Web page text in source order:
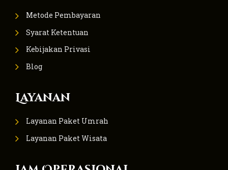
Metode Pembayaran
Syarat Ketentuan
Kebijakan Privasi
Blog
Layanan
Layanan Paket Umrah
Layanan Paket Wisata